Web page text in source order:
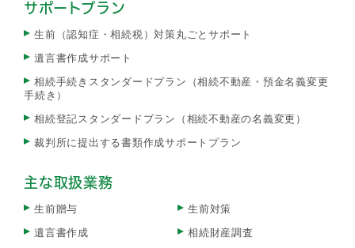
サポートプラン
生前（認知症・相続税）対策丸ごとサポート
遺言書作成サポート
相続手続きスタンダードプラン（相続不動産・預金名義変更
手続き）
相続登記スタンダードプラン（相続不動産の名義変更）
裁判所に提出する書類作成サポートプラン
主な取扱業務
生前贈与
遺言書作成
生前対策
相続財産調査